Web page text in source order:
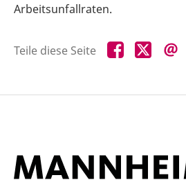
Arbeitsunfallraten.
Teile diese Seite Teile
diese
Teile
diese